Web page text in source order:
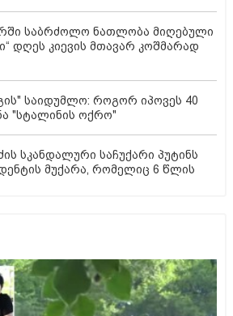
საბრძოლო ნათლობა მიღებული
დღეს კიევის მთავარ კოშმარად
საიდუმლო: როგორ იპოვეს 40
"სტალინის ოქრო"
სკანდალური საჩუქარი პუტინს
მუქარა, რომელიც 6 წლის